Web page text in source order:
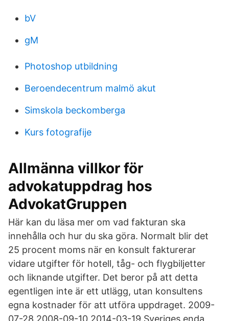
bV
gM
Photoshop utbildning
Beroendecentrum malmö akut
Simskola beckomberga
Kurs fotografije
Allmänna villkor för
advokatuppdrag hos
AdvokatGruppen
Här kan du läsa mer om vad fakturan ska
innehålla och hur du ska göra. Normalt blir det
25 procent moms när en konsult fakturerar
vidare utgifter för hotell, tåg- och flygbiljetter
och liknande utgifter. Det beror på att detta
egentligen inte är ett utlägg, utan konsultens
egna kostnader för att utföra uppdraget. 2009-
07-28 2008-09-10 2014-03-19 Sveriges enda